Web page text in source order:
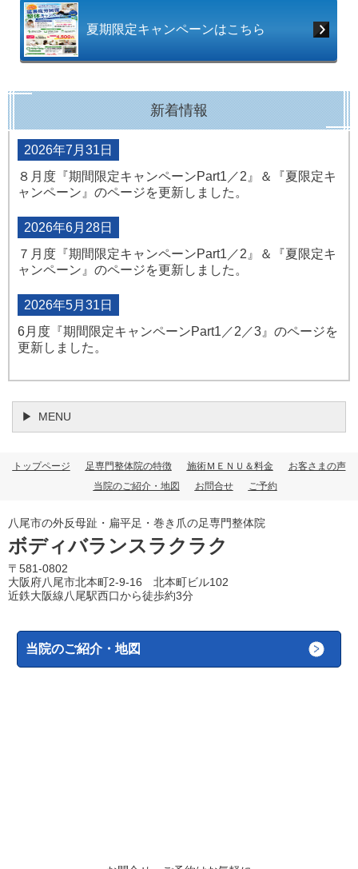
夏期限定キャンペーンはこちら
新着情報
2026年7月31日
８月度『期間限定キャンペーンPart1／2』＆『夏限定キ
ャンペーン』のページを更新しました。
2026年6月28日
７月度『期間限定キャンペーンPart1／2』＆『夏限定キ
ャンペーン』のページを更新しました。
2026年5月31日
6月度『期間限定キャンペーンPart1／2／3』のページを
更新しました。
MENU
トップページ 足専門整体院の特徴 施術ＭＥＮＵ＆料金
お客さまの声
当院のご紹介・地図
お問合せ ご予約
八尾市の外反母趾・扁平足・巻き爪の足専門整体院
ボディバランスラクラク
〒581-0802
大阪府八尾市北本町2-9-16 北本町ビル102
近鉄大阪線八尾駅西口から徒歩約3分
当院のご紹介・地図